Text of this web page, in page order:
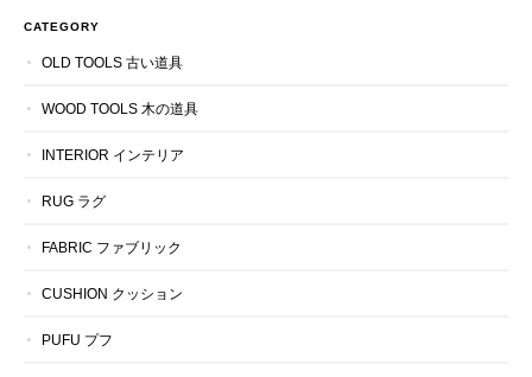
CATEGORY
OLD TOOLS 古い道具
WOOD TOOLS 木の道具
INTERIOR インテリア
RUG ラグ
FABRIC ファブリック
CUSHION クッション
PUFU プフ